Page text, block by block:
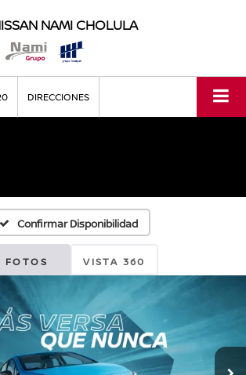
NAMI CHOLULA
DIRECCIONES
Confirmar Disponibilidad
FOTOS VISTA 360